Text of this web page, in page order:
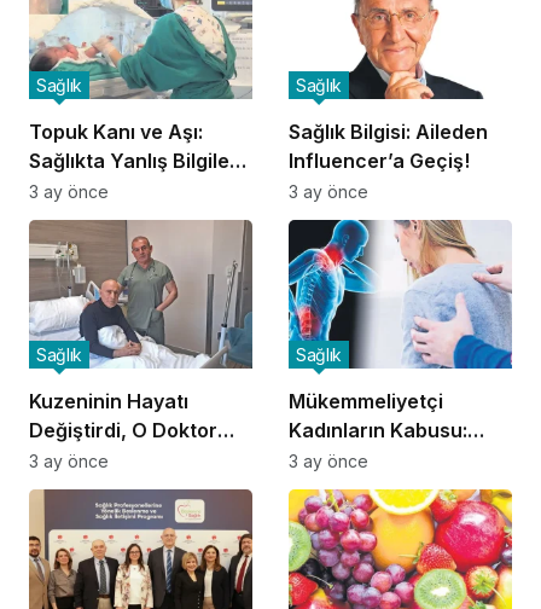
Topuk Kanı ve Aşı:
Sağlıkta Yanlış Bilgilere
Dikkat!
Sağlık
3 ay önce
Sağlık Bilgisi: Aileden
Influencer’a Geçiş!
Sağlık
3 ay önce
Kuzeninin Hayatı
Değiştirdi, O Doktor
Oldu!
Sağlık
3 ay önce
Mükemmeliyetçi
Kadınların Kabusu:
Fibromiyalji!
Sağlık
3 ay önce